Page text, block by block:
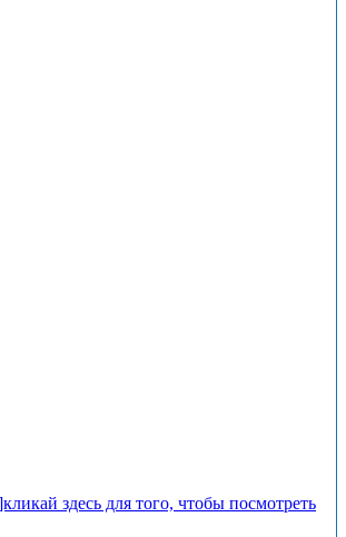
здесь для того, чтобы посмотреть